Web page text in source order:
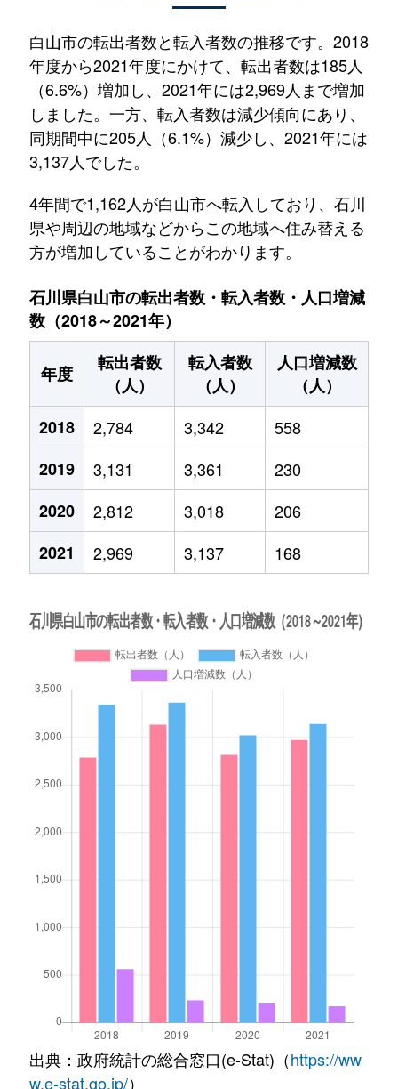
白山市の転出者数と転入者数の推移です。2018
年度から2021年度にかけて、転出者数は185人
（6.6%）増加し、2021年には2,969人まで増加
しました。一方、転入者数は減少傾向にあり、
同期間中に205人（6.1%）減少し、2021年には
3,137人でした。
4年間で1,162人が白山市へ転入しており、石川
県や周辺の地域などからこの地域へ住み替える
方が増加していることがわかります。
石川県白山市の転出者数・転入者数・人口増減
数（2018～2021年）
年度
転出者数
（人）
転入者数
（人）
人口増減数
（人）
2018
2,784 3,342
558
2019
3,131 3,361
230
2020
2,812 3,018
206
2021
2,969 3,137 168
出典：政府統計の総合窓口(e-Stat)（https://ww
w.e-stat.go.jp/）